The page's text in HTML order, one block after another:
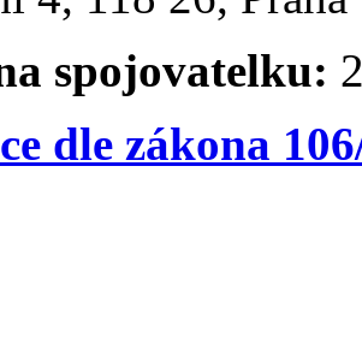
spojovatelku:
dle zákona